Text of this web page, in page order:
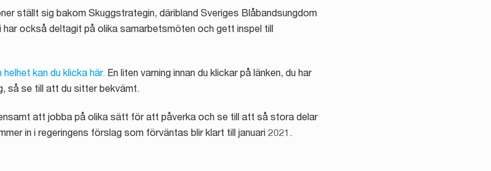
ställt sig bakom Skuggstrategin, däribland Sveriges Blåbandsungdom
har också deltagit på olika samarbetsmöten och gett inspel till
kan du klicka här.En liten varning innan du klickar på länken, du har
så se till att du sitter bekvämt.
att jobba på olika sätt för att påverka och se till att så stora delar
in i regeringens förslag som förväntas blir klart till januari 2021.